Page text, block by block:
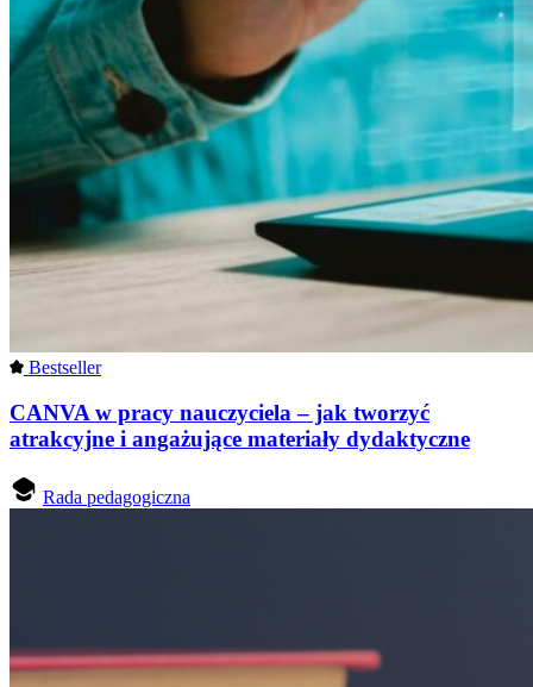
Bestseller
CANVA w pracy nauczyciela – jak tworzyć
atrakcyjne i angażujące materiały dydaktyczne
Rada pedagogiczna